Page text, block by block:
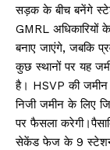
सड़क के बीच बनेंगे
GMRL अधिकारियों
बनाए जाएंगे, जबकि
कुछ स्थानों पर यह
है। HSVP की जमीन
निजी जमीन के लिए
पर फैसला
सेकेंड फेज के 9 स्टेशनों